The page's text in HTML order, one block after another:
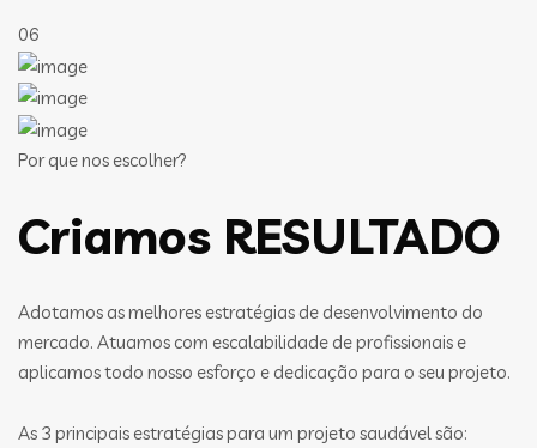
06
Por que nos escolher?
Criamos RESULTADO
Adotamos as melhores estratégias de desenvolvimento do
mercado. Atuamos com escalabilidade de profissionais e
aplicamos todo nosso esforço e dedicação para o seu projeto.
As 3 principais estratégias para um projeto saudável são: